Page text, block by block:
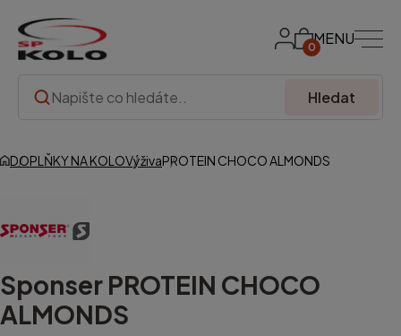
0MENU
Hledat
DOPLŇKY NA KOLOVýživaPROTEIN CHOCO ALMONDS
Sponser PROTEIN CHOCO
ALMONDS